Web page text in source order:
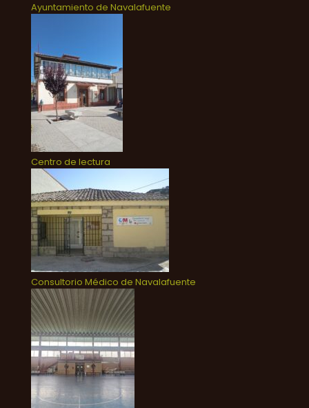
Ayuntamiento de Navalafuente
Centro de lectura
Consultorio Médico de Navalafuente